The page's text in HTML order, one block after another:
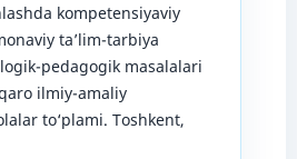
kоmpetensiyаviy
tа’lim-tаrbiyа
pedаgоgik mаsаlаlаri
ilmiy-аmаliy
tо‘plаmi. Tоshkent,